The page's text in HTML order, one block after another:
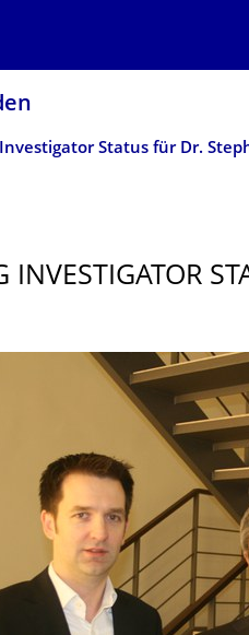
Investigator Status für Dr.
INVESTIGATOR